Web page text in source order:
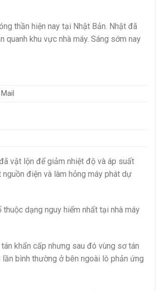
thần hiện nay tại Nhật Bản. Nhật đã
khu vực nhà máy. Sáng sớm nay
vật lộn để giảm nhiệt độ và áp suất
điện và làm hỏng máy phát dự
dạng nguy hiểm nhất tại nhà máy
khẩn cấp nhưng sau đó vùng sơ tán
bình thường ở bên ngoài lò phản ứng